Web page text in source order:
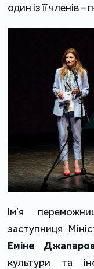
один із її членів
Ім’я
заступниця
Еміне
культури та